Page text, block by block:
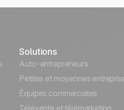
Solutions
Auto-entrepreneurs
Petites et moyennes
Équipes commerciales
Télévente et télémarketing